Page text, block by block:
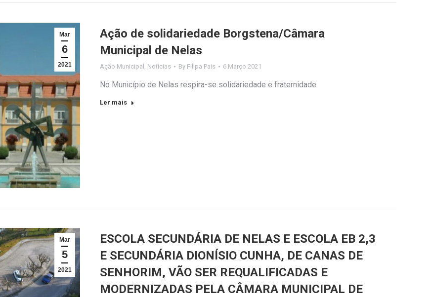
Mar
6
2021
Ação de solidariedade Borgstena/Câmara
Municipal de Nelas
Ação Municipal , Notícias By Filipa Pais 6 Março 2021
No Município de Nelas respira-se solidariedade e fraternidade.
Ler mais
Mar
5
2021
ESCOLA SECUNDÁRIA DE NELAS E ESCOLA EB 2,3
E SECUNDÁRIA DIONÍSIO CUNHA, DE CANAS DE
SENHORIM, VÃO SER REQUALIFICADAS E
MODERNIZADAS PELA CÂMARA MUNICIPAL DE